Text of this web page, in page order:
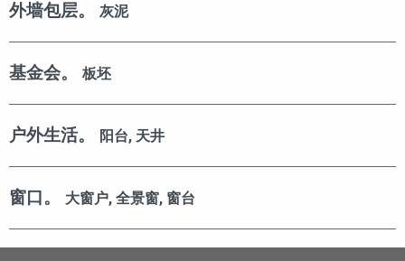
外墙包层。 灰泥
基金会。 板坯
户外生活。 阳台, 天井
窗口。 大窗户, 全景窗, 窗台